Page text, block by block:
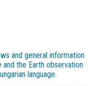
and general information
the Earth observation
language.